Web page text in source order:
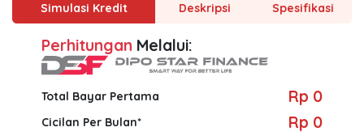
Simulasi Kredit Deskripsi Spesifikasi
Perhitungan Melalui:
Total Bayar Pertama Rp 0
Cicilan Per Bulan* Rp 0